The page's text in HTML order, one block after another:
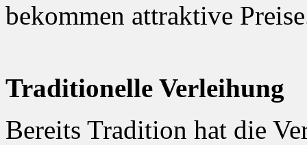
bekommen attraktive
Traditionelle Verleihung
Bereits Tradition hat die